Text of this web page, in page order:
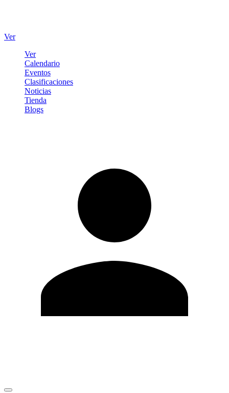
Ver
Ver
Calendario
Eventos
Clasificaciones
Noticias
Tienda
Blogs